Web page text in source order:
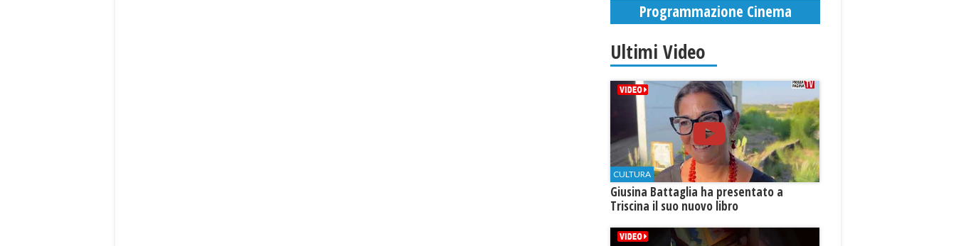
Programmazione Cinema
Ultimi Video
CULTURA
Giusina Battaglia ha presentato a
Triscina il suo nuovo libro